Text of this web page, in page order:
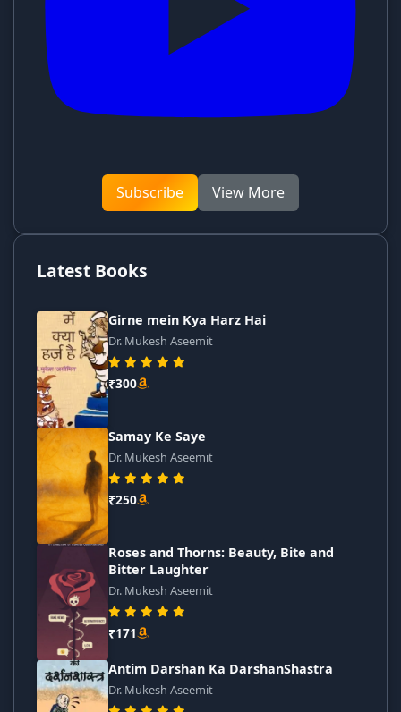
Subscribe View More
Latest Books
Girne mein Kya Harz Hai
Dr. Mukesh Aseemit
₹300
Samay Ke Saye
Dr. Mukesh Aseemit
₹250
Roses and Thorns: Beauty, Bite and
Bitter Laughter
Dr. Mukesh Aseemit
₹171
Antim Darshan Ka DarshanShastra
Dr. Mukesh Aseemit